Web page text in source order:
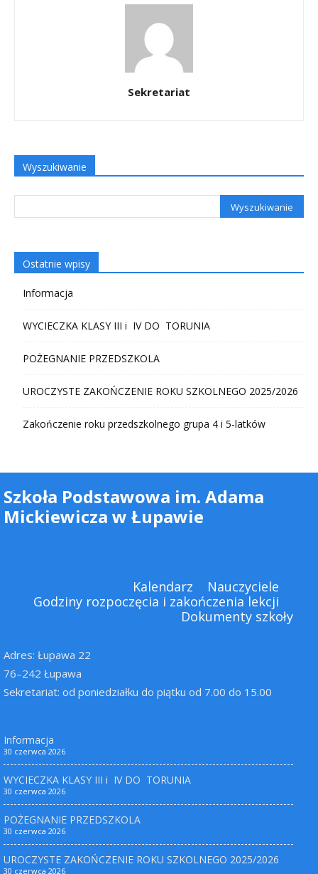
Sekretariat
Wyszukiwanie
Ostatnie wpisy
Informacja
WYCIECZKA KLASY III i IV DO TORUNIA
POŻEGNANIE PRZEDSZKOLA
UROCZYSTE ZAKOŃCZENIE ROKU SZKOLNEGO 2025/2026
Zakończenie roku przedszkolnego grupa 4 i 5-latków
Szkoła Podstawowa im. Adama
Mickiewicza w Łupawie
Kalendarz
Nauczyciele
Godziny rozpoczęcia i zakończenia lekcji
Dokumenty szkoły
Adres: Łupawa 22
76–242 Łupawa
Sekretariat: od poniedziałku do piątku od 7.00 do 15.00
Informacja
30 czerwca 2026
WYCIECZKA KLASY III i IV DO TORUNIA
30 czerwca 2026
POŻEGNANIE PRZEDSZKOLA
30 czerwca 2026
UROCZYSTE ZAKOŃCZENIE ROKU SZKOLNEGO 2025/2026
30 czerwca 2026